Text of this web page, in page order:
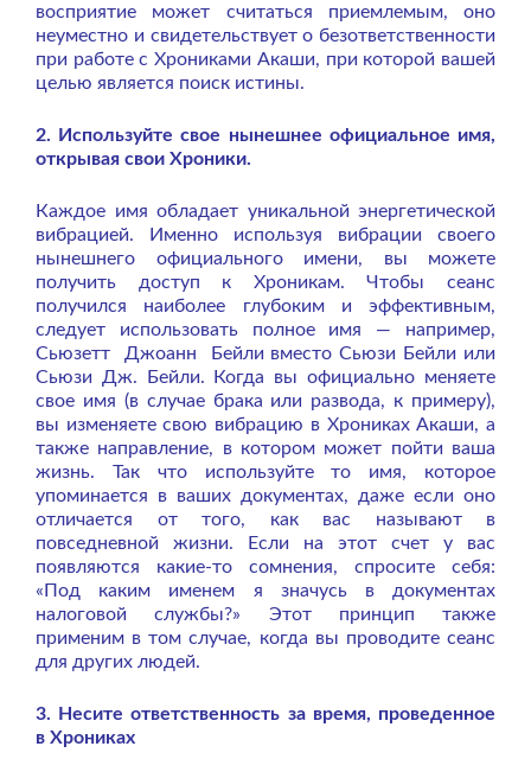
восприятие может считаться приемлемым, оно
неуместно и свидетельствует о безответственности
при работе с Хрониками Акаши, при которой вашей
целью является поиск истины.
2. Используйте свое нынешнее официальное имя,
открывая свои Хроники.
Каждое имя обладает уникальной энергетической
вибрацией. Именно используя вибрации своего
нынешнего официального имени, вы можете
получить доступ к Хроникам. Чтобы сеанс
получился наиболее глубоким и эффективным,
следует использовать полное имя — например,
Сьюзетт Джоанн Бейли вместо Сьюзи Бейли или
Сьюзи Дж. Бейли. Когда вы официально меняете
свое имя (в случае брака или развода, к примеру),
вы изменяете свою вибрацию в Хрониках Акаши, а
также направление, в котором может пойти ваша
жизнь. Так что используйте то имя, которое
упоминается в ваших документах, даже если оно
отличается от того, как вас называют в
повседневной жизни. Если на этот счет у вас
появляются какие-то сомнения, спросите себя:
«Под каким именем я значусь в документах
налоговой службы?» Этот принцип также
применим в том случае, когда вы проводите сеанс
для других людей.
3. Несите ответственность за время, проведенное
в Хрониках